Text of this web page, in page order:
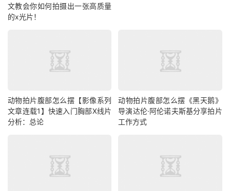
文教会你如何拍摄出一张高质量
的x光片！
动物拍片腹部怎么摆【影像系列
文章连载1】快速入门胸部X线片
分析：总论
动物拍片腹部怎么摆《黑天鹅》
导演达伦·阿伦诺夫斯基分享拍片
工作方式